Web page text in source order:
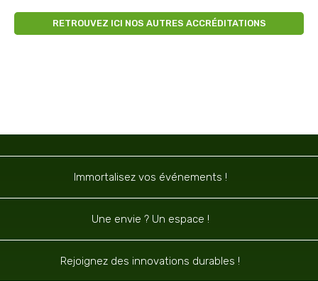
RETROUVEZ ICI NOS AUTRES ACCRÉDITATIONS
Navigation
Immortalisez vos événements !
Une envie ? Un espace !
Rejoignez des innovations durables !